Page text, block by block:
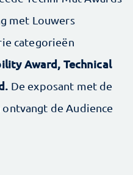
met Louwers
categorieën
Award, Technical
De exposant met de
de Audience